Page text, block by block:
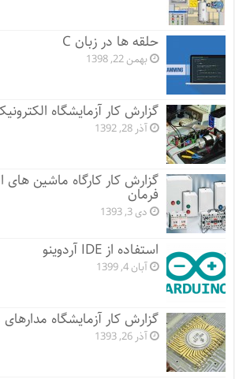
حلقه ها در زبان C
بهمن 22, 1398
گزارش کار آزمایشگاه
آذر 28, 1392
گزارش کار کارگاه ماشین های
فرمان
دی 3, 1393
استفاده از IDE آردوینو
آبان 4, 1399
گزارش کار آزمایشگاه
آذر 26, 1393